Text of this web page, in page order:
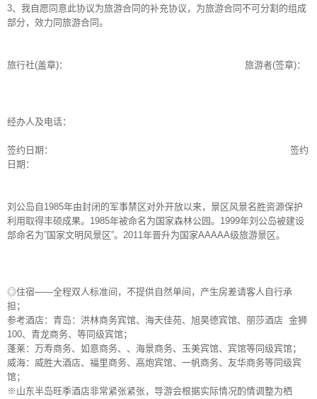
3、我自愿同意此协议为旅游合同的补充协议，为旅游合同不可分割的组成
部分，效力同旅游合同。
旅行社(盖章)： 旅游者(签章)：
经办人及电话：
签约日期：
签约
日期：
刘公岛自1985年由封闭的军事禁区对外开放以来，景区风景名胜资源保护
利用取得丰硕成果。1985年被命名为国家森林公园。1999年刘公岛被建设
部命名为”国家文明风景区”。2011年晋升为国家AAAAA级旅游景区。
◎住宿——全程双人标准间，不提供自然单间，产生房差请客人自行承
担；
参考酒店：青岛：洪林商务宾馆、海天佳苑、旭昊德宾馆、丽莎酒店 金狮
100、青龙商务、等同级宾馆；
蓬莱：万寿商务、如意商务、、海景商务、玉美宾馆、宾馆等同级宾馆；
威海：威胜大酒店、福里商务、高炮宾馆、一帆商务、友华商务等同级宾
馆；
※山东半岛旺季酒店非常紧张紧张，导游会根据实际情况酌情调整为栖